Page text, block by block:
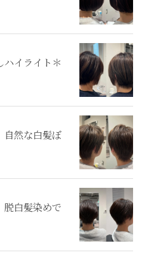
イライト＊
自然な白髪ぼ
脱白髪染めで